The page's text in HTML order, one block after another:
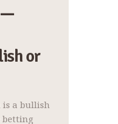
or
is a bullish
betting